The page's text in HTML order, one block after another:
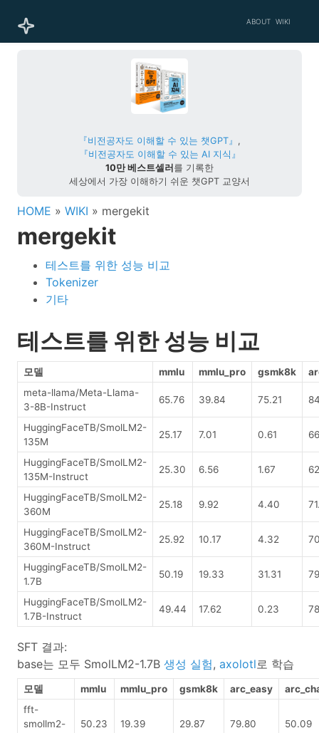
ABOUT WIKI
『비전공자도 이해할 수 있는 챗GPT』 ,
『비전공자도 이해할 수 있는 AI 지식』
10만 베스트셀러 를 기록한
세상에서 가장 이해하기 쉬운 챗GPT 교양서
HOME » WIKI » mergekit
mergekit
테스트를 위한 성능 비교
Tokenizer
기타
테스트를 위한 성능 비교
모델 mmlu mmlu_pro gsmk8k
meta-llama/Meta-Llama-
3-8B-Instruct
65.76 39.84 75.21
HuggingFaceTB/SmolLM2-
135M
25.17 7.01 0.61
HuggingFaceTB/SmolLM2-
135M-Instruct
25.30 6.56 1.67
HuggingFaceTB/SmolLM2-
360M
25.18 9.92 4.40
HuggingFaceTB/SmolLM2-
360M-Instruct
25.92 10.17 4.32
HuggingFaceTB/SmolLM2-
1.7B
50.19 19.33 31.31
HuggingFaceTB/SmolLM2-
1.7B-Instruct
49.44 17.62 0.23
SFT 결과:
base는 모두 SmolLM2-1.7B 생성 실험, axolotl 로 학습
모델 mmlu mmlu_pro gsmk8k arc_easy
fft-
smollm2-
50.23 19.39 29.87 79.80 50.09